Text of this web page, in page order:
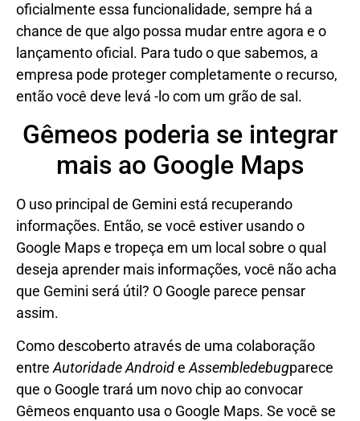
oficialmente essa funcionalidade, sempre há a
chance de que algo possa mudar entre agora e o
lançamento oficial. Para tudo o que sabemos, a
empresa pode proteger completamente o recurso,
então você deve levá -lo com um grão de sal.
Gêmeos poderia se integrar
mais ao Google Maps
O uso principal de Gemini está recuperando
informações. Então, se você estiver usando o
Google Maps e tropeça em um local sobre o qual
deseja aprender mais informações, você não acha
que Gemini será útil? O Google parece pensar
assim.
Como descoberto através de uma colaboração
entre Autoridade Androide Assembledebugparece
que o Google trará um novo chip ao convocar
Gêmeos enquanto usa o Google Maps. Se você se